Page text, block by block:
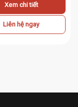
Xem chi tiết
Liên hệ ngay